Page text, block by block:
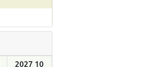
2027 10